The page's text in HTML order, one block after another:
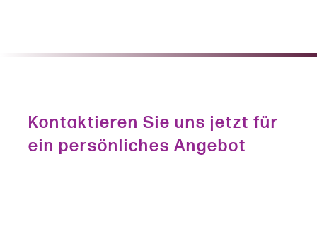
Kontaktieren Sie uns jetzt für
ein persönliches Angebot